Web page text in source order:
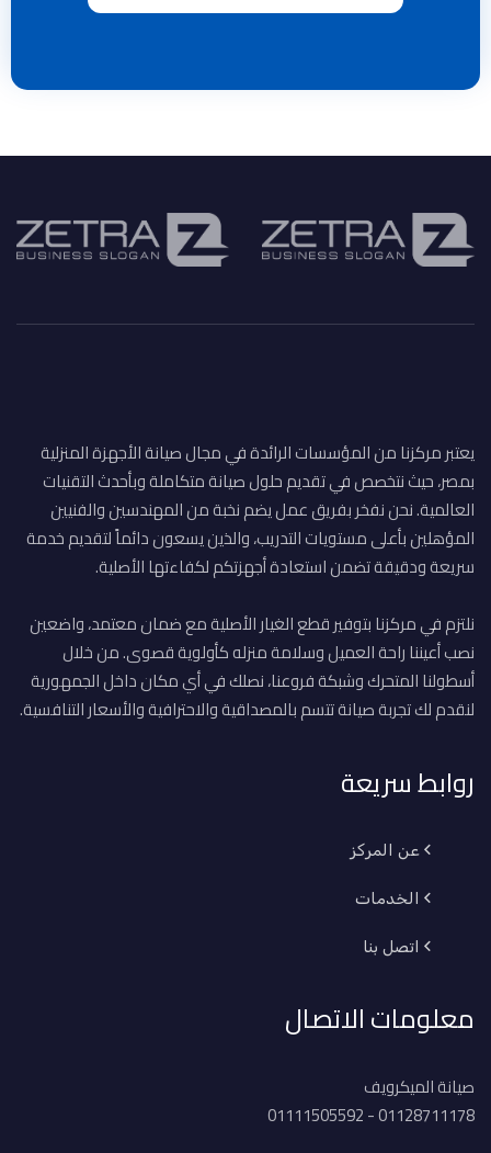
يعتبر مركزنا من المؤسسات الرائدة في مجال صيانة الأجهزة المنزلية
بمصر، حيث نتخصص في تقديم حلول صيانة متكاملة وبأحدث التقنيات
العالمية. نحن نفخر بفريق عمل يضم نخبة من المهندسين والفنيين
المؤهلين بأعلى مستويات التدريب، والذين يسعون دائماً لتقديم خدمة
سريعة ودقيقة تضمن استعادة أجهزتكم لكفاءتها الأصلية.
نلتزم في مركزنا بتوفير قطع الغيار الأصلية مع ضمان معتمد، واضعين
نصب أعيننا راحة العميل وسلامة منزله كأولوية قصوى. من خلال
أسطولنا المتحرك وشبكة فروعنا، نصلك في أي مكان داخل الجمهورية
لنقدم لك تجربة صيانة تتسم بالمصداقية والاحترافية والأسعار التنافسية.
روابط سريعة
عن المركز
الخدمات
اتصل بنا
معلومات الاتصال
صيانة الميكرويف
01128711178 - 01111505592